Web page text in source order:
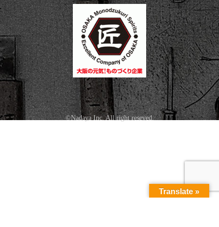
©Nadaya Inc. All right reseved.
Translate »